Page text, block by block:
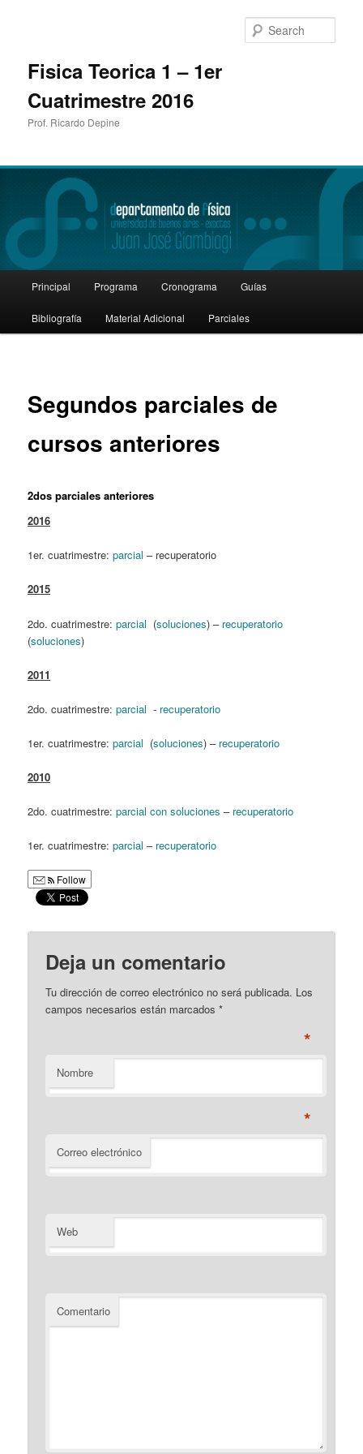
Fisica Teorica 1 – 1er
Cuatrimestre 2016
Prof. Ricardo Depine
Skip
to
Principal Programa Cronograma Guías
Bibliografía Material Adicional Parciales
Segundos parciales de
cursos anteriores
2dos parciales anteriores
2016
1er. cuatrimestre:parcial – recuperatorio
2015
2do. cuatrimestre:parcial (soluciones) – recuperatorio
(soluciones)
2011
2do. cuatrimestre:parcial - recuperatorio
1er. cuatrimestre:parcial (soluciones) – recuperatorio
2010
2do. cuatrimestre:parcial con soluciones – recuperatorio
1er. cuatrimestre:parcial – recuperatorio
Follow
Deja un comentario
Tu dirección de correo electrónico no será publicada. Los
campos necesarios están marcados*
Nombre
*
Correo electrónico
*
Web
Comentario